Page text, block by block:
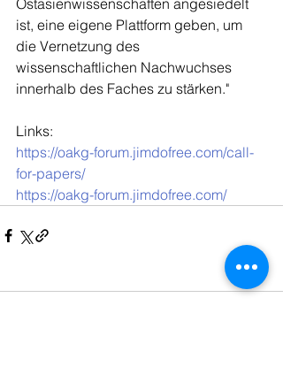
Ostasienwissenschaften angesiedelt
ist, eine eigene Plattform geben, um
die Vernetzung des
wissenschaftlichen Nachwuchses
innerhalb des Faches zu stärken."
Links:
https://oakg-forum.jimdofree.com/call-
for-papers/
https://oakg-forum.jimdofree.com/